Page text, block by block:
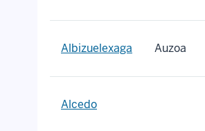
Albizuelexaga Auzoa
Alcedo